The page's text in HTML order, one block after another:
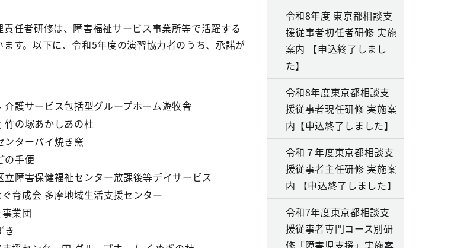
任者研修は、障害福祉サービス事業所等で活躍する
す。以下に、令和5年度の演習協力者のうち、承諾が
護サービス包括型グループホーム遊牧舎
竹の塚あかしあの杜
ンターパイ焼き窯
の手便
障害保健福祉センター放課後等デイサービス
育成会 多摩地域生活支援センター
業団
き
令和8年度 東京都相談支
援従事者初任者研修 実施
案内 【申込終了しまし
た】
令和8年度東京都相談支
援従事者現任研修 実施案
内【申込終了しました】
令和７年度東京都相談支
援従事者主任研修 実施案
内 【申込終了しました】
令和7年度東京都相談支
援従事者専門コース別研
修「障害児支援」実施案